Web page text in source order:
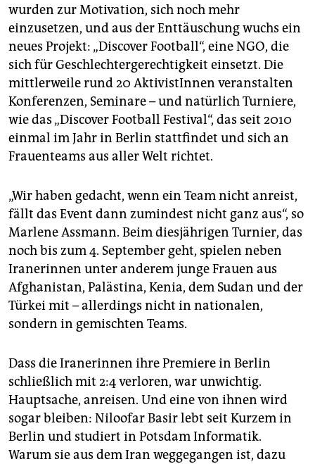
wurden zur Motivation, sich noch mehr
einzusetzen, und aus der Enttäuschung wuchs ein
neues Projekt: „Discover Football“, eine NGO, die
sich für Geschlechtergerechtigkeit einsetzt. Die
mittlerweile rund 20 AktivistInnen veranstalten
Konferenzen, Seminare – und natürlich Turniere,
wie das „Discover Football Festival“, das seit 2010
einmal im Jahr in Berlin stattfindet und sich an
Frauenteams aus aller Welt richtet.
„Wir haben gedacht, wenn ein Team nicht anreist,
fällt das Event dann zumindest nicht ganz aus“, so
Marlene Assmann. Beim diesjährigen Turnier, das
noch bis zum 4. September geht, spielen neben
Iranerinnen unter anderem junge Frauen aus
Afghanistan, Palästina, Kenia, dem Sudan und der
Türkei mit – allerdings nicht in nationalen,
sondern in gemischten Teams.
Dass die Iranerinnen ihre Premiere in Berlin
schließlich mit 2:4 verloren, war unwichtig.
Hauptsache, anreisen. Und eine von ihnen wird
sogar bleiben: Niloofar Basir lebt seit Kurzem in
Berlin und studiert in Potsdam Informatik.
Warum sie aus dem Iran weggegangen ist, dazu